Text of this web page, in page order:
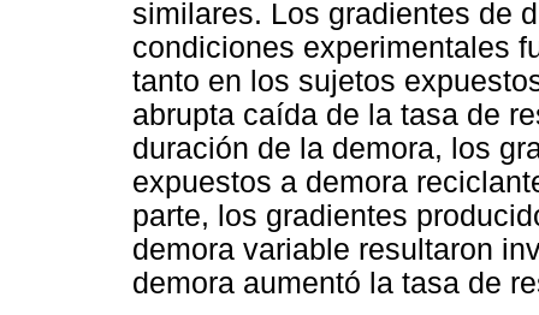
similares. Los gradientes de
condiciones experimentales
tanto en los sujetos
abrupta caída de la tasa de
duración de la demora, los
expuestos a demora
parte, los gradientes
demora variable resultaron
demora aumentó la tasa de